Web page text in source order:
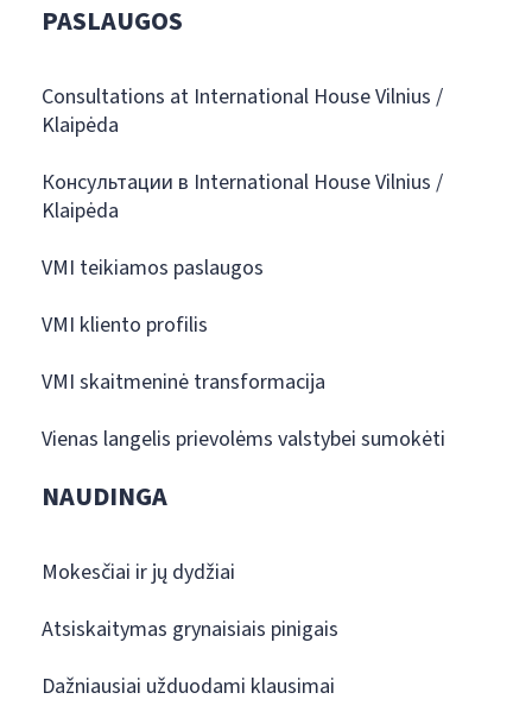
PASLAUGOS
Consultations at International House Vilnius /
Klaipėda
Консультации в International House Vilnius /
Klaipėda
VMI teikiamos paslaugos
VMI kliento profilis
VMI skaitmeninė transformacija
Vienas langelis prievolėms valstybei sumokėti
NAUDINGA
Mokesčiai ir jų dydžiai
Atsiskaitymas grynaisiais pinigais
Dažniausiai užduodami klausimai